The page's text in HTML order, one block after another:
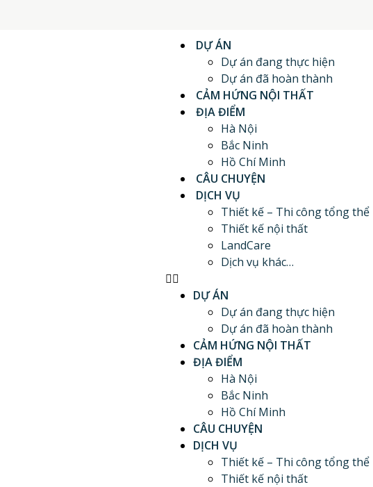
DỰ ÁN
Dự án đang thực hiện
Dự án đã hoàn thành
CẢM HỨNG NỘI THẤT
ĐỊA ĐIỂM
Hà Nội
Bắc Ninh
Hồ Chí Minh
CÂU CHUYỆN
DỊCH VỤ
Thiết kế – Thi công tổng thể
Thiết kế nội thất
LandCare
Dịch vụ khác…
DỰ ÁN
Dự án đang thực hiện
Dự án đã hoàn thành
CẢM HỨNG NỘI THẤT
ĐỊA ĐIỂM
Hà Nội
Bắc Ninh
Hồ Chí Minh
CÂU CHUYỆN
DỊCH VỤ
Thiết kế – Thi công tổng thể
Thiết kế nội thất